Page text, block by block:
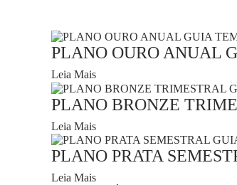
PLANO OURO ANUAL
Leia Mais
PLANO BRONZE
Leia Mais
PLANO PRATA
Leia Mais